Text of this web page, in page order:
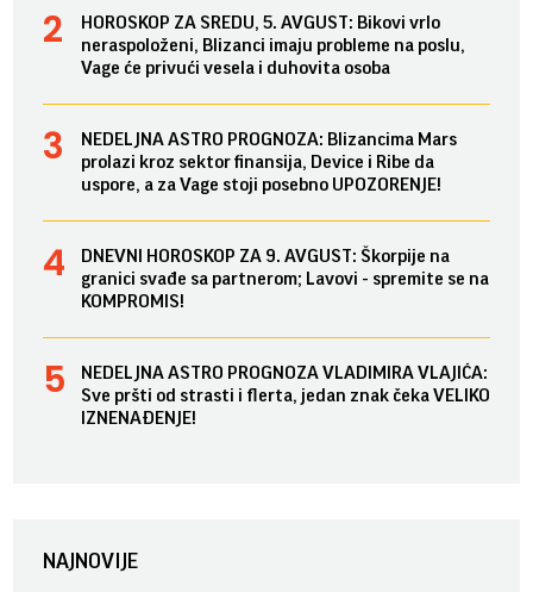
HOROSKOP ZA SREDU, 5. AVGUST: Bikovi vrlo
neraspoloženi, Blizanci imaju probleme na poslu,
Vage će privući vesela i duhovita osoba
NEDELJNA ASTRO PROGNOZA: Blizancima Mars
prolazi kroz sektor finansija, Device i Ribe da
uspore, a za Vage stoji posebno UPOZORENJE!
DNEVNI HOROSKOP ZA 9. AVGUST: Škorpije na
granici svađe sa partnerom; Lavovi - spremite se na
KOMPROMIS!
NEDELJNA ASTRO PROGNOZA VLADIMIRA VLAJIĆA:
Sve pršti od strasti i flerta, jedan znak čeka VELIKO
IZNENAĐENJE!
NAJNOVIJE